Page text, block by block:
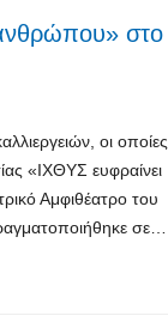
στο
οι οποίες
«ΙΧΘΥΣ ευφραίνει
Αμφιθέατρο του
σε…